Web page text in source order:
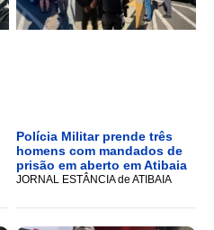
Polícia Militar prende três
homens com mandados de
prisão em aberto em Atibaia
JORNAL ESTÂNCIA de ATIBAIA